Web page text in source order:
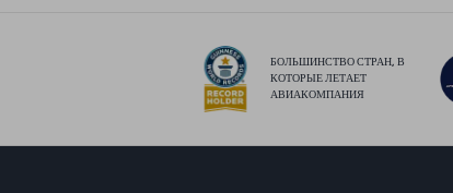
БОЛЬШИНСТВО СТРАН, В
КОТОРЫЕ ЛЕТАЕТ
АВИАКОМПАНИЯ